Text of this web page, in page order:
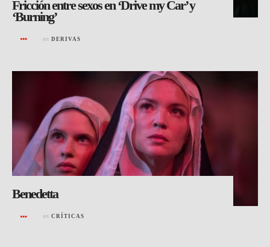
Fricción entre sexos en ‘Drive my Car’ y
‘Burning’
en DERIVAS
Benedetta
en CRÍTICAS